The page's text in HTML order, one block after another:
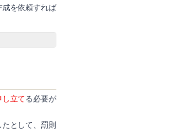
を依頼すれば
立て る必要が
として、罰則